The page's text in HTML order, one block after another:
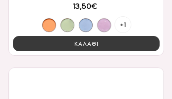
13,50€
+1
ΚΑΛΑΘΙ